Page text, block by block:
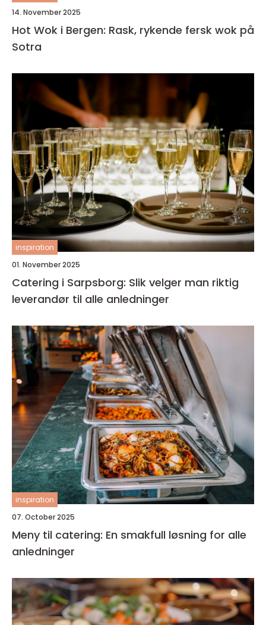
14. November 2025
Hot Wok i Bergen: Rask, rykende fersk wok på
Sotra
inspiration
01. November 2025
Catering i Sarpsborg: Slik velger man riktig
leverandør til alle anledninger
inspiration
07. October 2025
Meny til catering: En smakfull løsning for alle
anledninger